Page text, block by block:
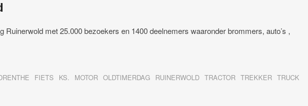
Ruinerwold met 25.000 bezoekers en 1400 deelnemers waaronder brommers, auto’s ,
FIETS KS. MOTOR OLDTIMERDAG RUINERWOLD TRACTOR TREKKER TRUCK